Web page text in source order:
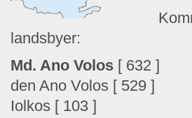
landsbyer:
Md. Ano Volos [ 632 ]
den Ano Volos [ 529 ]
Iolkos [ 103 ]